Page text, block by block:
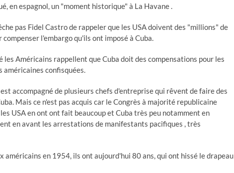
en espagnol, un "moment historique" à La Havane .
pas Fidel Castro de rappeler que les USA doivent des "millions" de
compenser l'embargo qu'ils ont imposé à Cuba.
les Américains rappellent que Cuba doit des compensations pour les
américaines confisquées.
accompagné de plusieurs chefs d'entreprise qui rêvent de faire des
Mais ce n'est pas acquis car le Congrès à majorité republicaine
USA en ont ont fait beaucoup et Cuba très peu notamment en
en avant les arrestations de manifestants pacifiques , très
américains en 1954, ils ont aujourd'hui 80 ans, qui ont hissé le drapeau